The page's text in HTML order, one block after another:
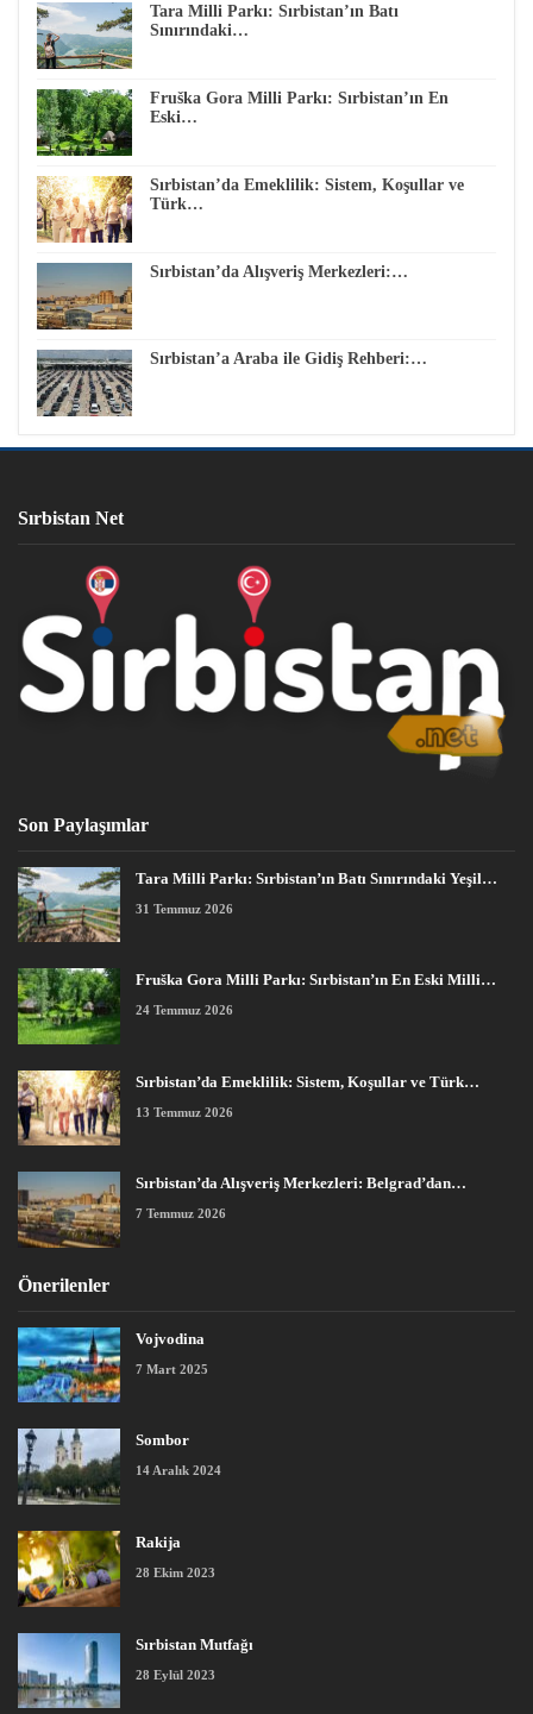
Tara Milli Parkı: Sırbistan’ın Batı
Sınırındaki…
Fruška Gora Milli Parkı: Sırbistan’ın En
Eski…
Sırbistan’da Emeklilik: Sistem, Koşullar ve
Türk…
Sırbistan’da Alışveriş Merkezleri:…
Sırbistan’a Araba ile Gidiş Rehberi:…
Sırbistan Net
Son Paylaşımlar
Tara Milli Parkı: Sırbistan’ın Batı Sınırındaki Yeşil…
31 Temmuz 2026
Fruška Gora Milli Parkı: Sırbistan’ın En Eski Milli…
24 Temmuz 2026
Sırbistan’da Emeklilik: Sistem, Koşullar ve Türk…
13 Temmuz 2026
Sırbistan’da Alışveriş Merkezleri: Belgrad’dan…
7 Temmuz 2026
Önerilenler
Vojvodina
7 Mart 2025
Sombor
14 Aralık 2024
Rakija
28 Ekim 2023
Sırbistan Mutfağı
28 Eylül 2023